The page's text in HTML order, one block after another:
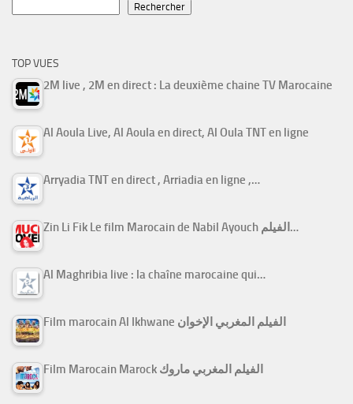
Rechercher
TOP VUES
2M live , 2M en direct : La deuxième chaine TV Marocaine
Al Aoula Live, Al Aoula en direct, Al Oula TNT en ligne
Arryadia TNT en direct , Arriadia en ligne ,…
Zin Li Fik Le film Marocain de Nabil Ayouch الفيلم…
Al Maghribia live : la chaîne marocaine qui…
Film marocain Al Ikhwane الفيلم المغربي الإخوان
Film Marocain Marock الفيلم المغربي ماروك